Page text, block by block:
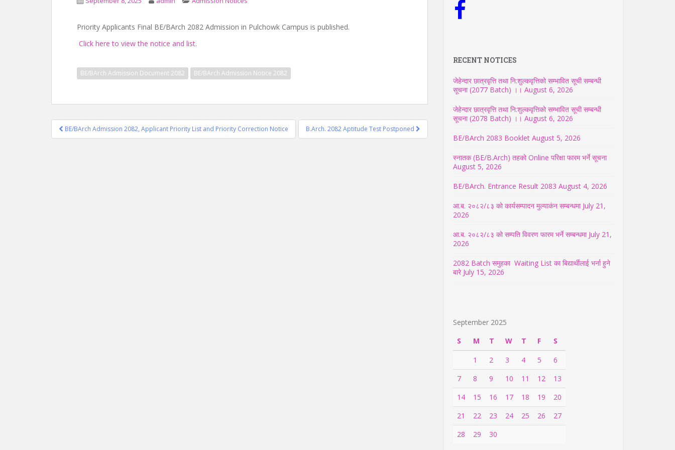
Priority Applicants Final BE/BArch 2082 Admission in Pulchowk Campus is published.
Click here to view the notice and list.
BE/BArch Admission Document 2082 BE/BArch Admission Notice 2082
Post
navigation
BE/BArch Admission 2082, Applicant Priority List and Priority Correction Notice B.Arch. 2082 Aptitude Test Postponed
RECENT NOTICES
जेहेन्दार छात्रवृत्ति तथा नि:शुल्कवृत्तिको सम्भावित सूची सम्बन्धी
सूचना (2077 Batch) ।। August 6, 2026
जेहेन्दार छात्रवृत्ति तथा नि:शुल्कवृत्तिको सम्भावित सूची सम्बन्धी
सूचना (2078 Batch) ।। August 6, 2026
BE/BArch 2083 Booklet August 5, 2026
स्नातक (BE/B.Arch) तहको Online परिक्षा फारम भर्ने सूचना
August 5, 2026
BE/BArch. Entrance Result 2083 August 4, 2026
आ.ब. २०८२/८३ को कार्यसम्पादन मुल्याकंन सम्बन्धमा July 21,
2026
आ.ब. २०८२/८३ को सम्पति विवरण फारम भर्ने सम्बन्धमा July 21,
2026
2082 Batch समुहका Waiting List का बिद्यार्थीलाई भर्ना हुने
बारे July 15, 2026
September 2025
S
M T W T F
S
1
2 3 4 5
6
7
8 9 10 11 12
13
14
15 16 17 18 19
20
21
22 23 24 25 26
27
28
29 30